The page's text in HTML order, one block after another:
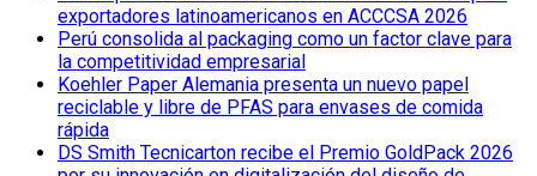
exportadores latinoamericanos en ACCCSA 2026
Perú consolida al packaging como un factor clave para
la competitividad empresarial
Koehler Paper Alemania presenta un nuevo papel
reciclable y libre de PFAS para envases de comida
rápida
DS Smith Tecnicarton recibe el Premio GoldPack 2026